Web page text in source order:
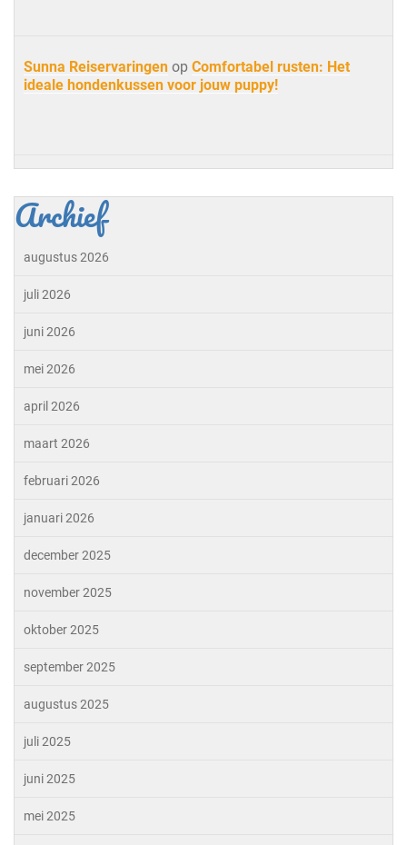
Sunna Reiservaringen op Comfortabel rusten: Het
ideale hondenkussen voor jouw puppy!
Archief
augustus 2026
juli 2026
juni 2026
mei 2026
april 2026
maart 2026
februari 2026
januari 2026
december 2025
november 2025
oktober 2025
september 2025
augustus 2025
juli 2025
juni 2025
mei 2025